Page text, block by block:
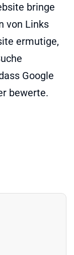
bringe
von Links
ermutige,
Google
bewerte.